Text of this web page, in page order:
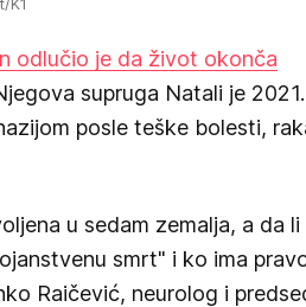
odlučio je da život okonča
supruga Natali je 2021.
posle teške bolesti,
u sedam zemalja, a da li
smrt" i ko ima
Raičević, neurolog i